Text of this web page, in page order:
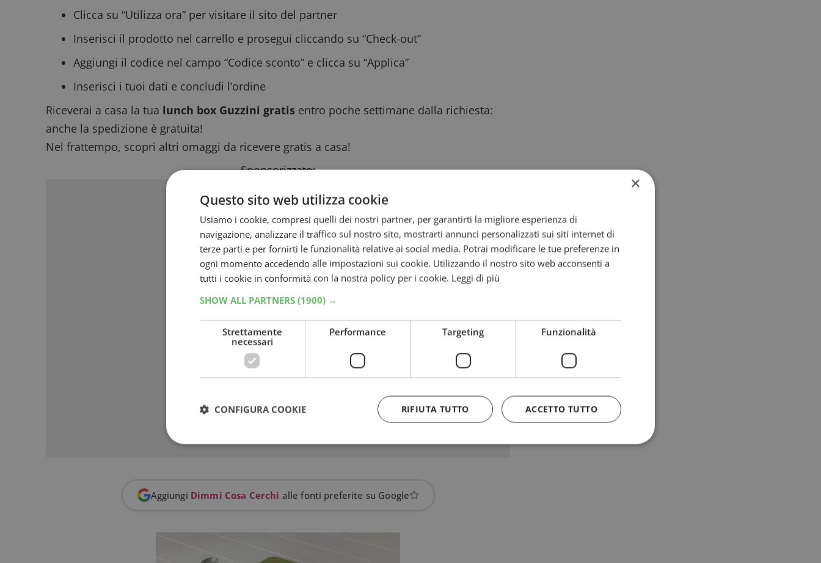
Clicca su “Utilizza ora” per visitare il sito del partner
Inserisci il prodotto nel carrello e prosegui cliccando su “Check-out”
Aggiungi il codice nel campo “Codice sconto” e clicca su “Applica”
Inserisci i tuoi dati e concludi l’ordine
Riceverai a casa la tua lunch box Guzzini gratis entro poche settimane dalla richiesta:
anche la spedizione è gratuita!
Nel frattempo, scopri altri omaggi da ricevere gratis a casa!
Sponsorizzato:
Aggiungi Dimmi Cosa Cerchi alle fonti preferite su Google
×
Questo sito web utilizza cookie
Usiamo i cookie, compresi quelli dei nostri partner, per garantirti la migliore esperienza di
navigazione, analizzare il traffico sul nostro sito, mostrarti annunci personalizzati sui siti internet di
terze parti e per fornirti le funzionalità relative ai social media. Potrai modificare le tue preferenze in
ogni momento accedendo alle impostazioni sui cookie. Utilizzando il nostro sito web acconsenti a
tutti i cookie in conformità con la nostra policy per i cookie. Leggi di più
SHOW ALL PARTNERS (1900) →
Strettamente
necessari
Performance Targeting Funzionalità
ACCETTO TUTTO
RIFIUTA TUTTO
CONFIGURA COOKIE
I cookie strettamente necessari consentono le funzionalità principali del sito web come l'accesso dell'utente e la gestione
dell'account. Il sito web non può essere utilizzato correttamente senza i cookie strettamente necessari.